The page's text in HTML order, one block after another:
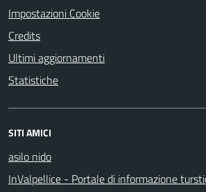
Impostazioni Cookie
Credits
Ultimi aggiornamenti
Statistiche
SITI AMICI
asilo nido
InValpellice - Portale di informazione